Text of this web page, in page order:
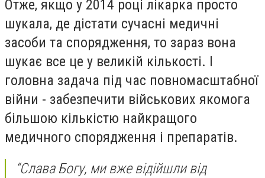
Отже, якщо у 2014 році лікарка просто
шукала, де дістати сучасні медичні
засоби та спорядження, то зараз вона
шукає все це у великій кількості. І
головна задача під час повномасштабної
війни - забезпечити військових якомога
більшою кількістю найкращого
медичного спорядження і препаратів.
“Слава Богу, ми вже відійшли від